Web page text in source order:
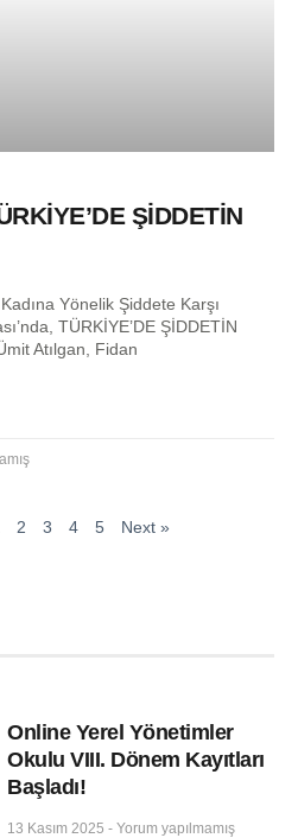
ŞİDDETİN
Yönelik Şiddete Karşı
TÜRKİYE’DE ŞİDDETİN
Atılgan, Fidan
2 3 4 5 Next »
Online Yerel Yönetimler
Okulu VIII. Dönem Kayıtları
Başladı!
13 Kasım 2025 Yorum yapılmamış